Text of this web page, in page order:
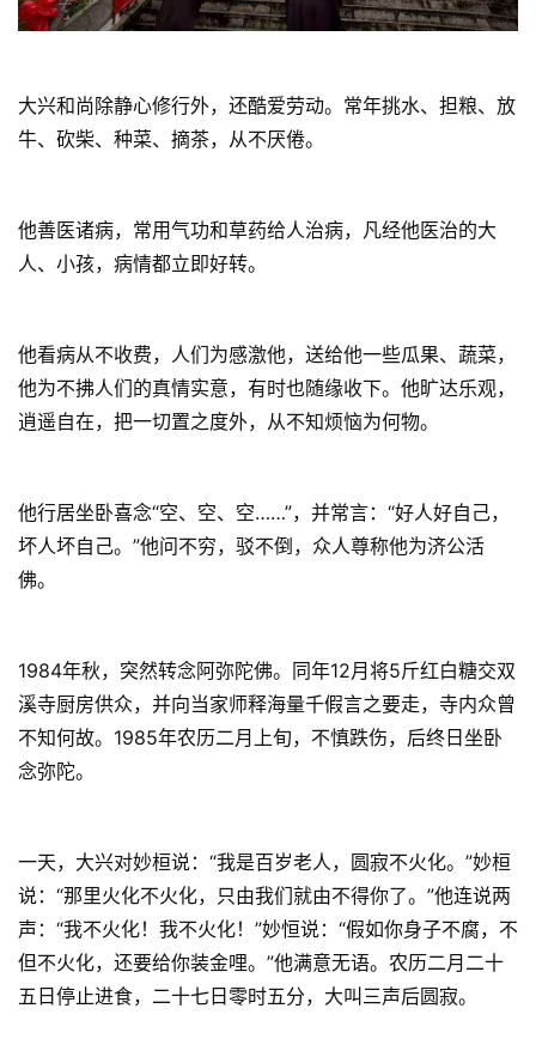
大兴和尚除静心修行外，还酷爱劳动。常年挑水、担粮、放
牛、砍柴、种菜、摘茶，从不厌倦。
他善医诸病，常用气功和草药给人治病，凡经他医治的大
人、小孩，病情都立即好转。
他看病从不收费，人们为感激他，送给他一些瓜果、蔬菜，
他为不拂人们的真情实意，有时也随缘收下。他旷达乐观，
逍遥自在，把一切置之度外，从不知烦恼为何物。
他行居坐卧喜念“空、空、空……”，并常言：“好人好自己，
坏人坏自己。”他问不穷，驳不倒，众人尊称他为济公活
佛。
1984年秋，突然转念阿弥陀佛。同年12月将5斤红白糖交双
溪寺厨房供众，并向当家师释海量千假言之要走，寺内众曾
不知何故。1985年农历二月上旬，不慎跌伤，后终日坐卧
念弥陀。
一天，大兴对妙桓说：“我是百岁老人，圆寂不火化。”妙桓
说：“那里火化不火化，只由我们就由不得你了。”他连说两
声：“我不火化！我不火化！”妙恒说：“假如你身子不腐，不
但不火化，还要给你装金哩。”他满意无语。农历二月二十
五日停止进食，二十七日零时五分，大叫三声后圆寂。